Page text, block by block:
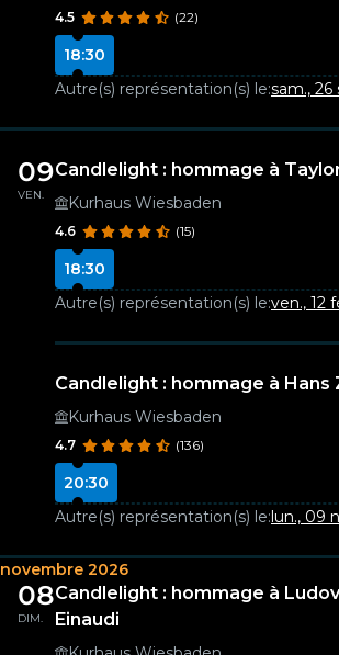
4.5 (22)
18:30
Autre(s) représentation(s) le:sam., 26
09
VEN.
Candlelight : hommage à
Kurhaus Wiesbaden
4.6 (15)
18:30
Autre(s) représentation(s) le:ven., 12
Candlelight : hommage à Hans
Kurhaus Wiesbaden
4.7 (136)
20:30
Autre(s) représentation(s) le:lun., 09
novembre 2026
08
DIM.
Candlelight : hommage à
Einaudi